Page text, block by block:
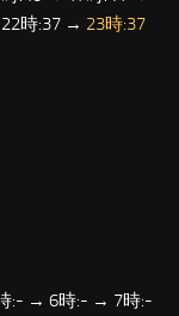
時:37 → 23時:37
:- → 6時:- → 7時:-